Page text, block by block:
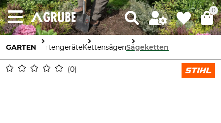
0
GARTEN GartengeräteKettensägenSägeketten
0